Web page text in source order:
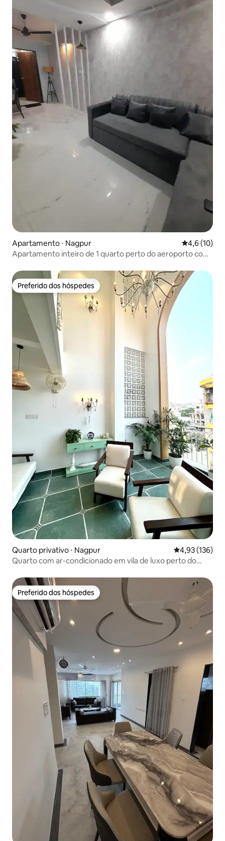
Apartamento ⋅ Nagpur 4,6 de uma
4,6 (10)
Apartamento inteiro de 1 quarto perto do aeroporto com
Preferido dos hóspedes
Preferido dos hóspedes
Quarto privativo ⋅ Nagpur 4,93 de uma
4,93 (136)
Quarto com ar-condicionado em vila de luxo perto do
Preferido dos hóspedes
Preferido dos hóspedes